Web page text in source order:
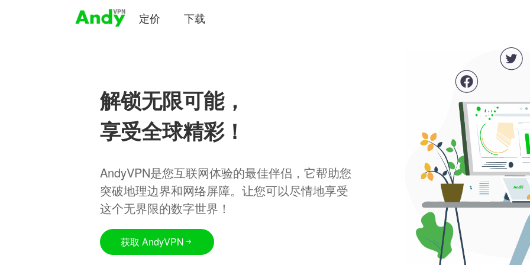
定价 下载
解锁无限可能，
享受全球精彩！
AndyVPN是您互联网体验的最佳伴侣，它帮助您
突破地理边界和网络屏障。让您可以尽情地享受
这个无界限的数字世界！
获取 AndyVPN